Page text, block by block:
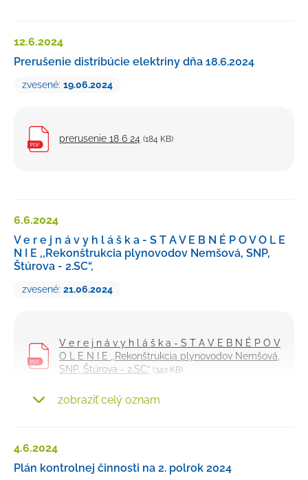
12.6.2024
Prerušenie distribúcie elektriny dňa 18.6.2024
zvesené: 19.06.2024
prerusenie 18 6 24 (184 KB)
6.6.2024
V e r e j n á v y h l á š k a - S T A V E B N É P O V O L E
N I E ,,Rekonštrukcia plynovodov Nemšová, SNP,
Štúrova - 2.SC“,
zvesené: 21.06.2024
V e r e j n á v y h l á š k a - S T A V E B N É P O V
O L E N I E ,,Rekonštrukcia plynovodov Nemšová,
SNP, Štúrova - 2.SC“ (342 KB)
Doložka o Autorizácii ,,Rekonštrukcia plynovodov
Nemšová, SNP, Štúrova - 2.SC“, (238 KB)
zobraziť celý oznam
4.6.2024
Plán kontrolnej činnosti na 2. polrok 2024